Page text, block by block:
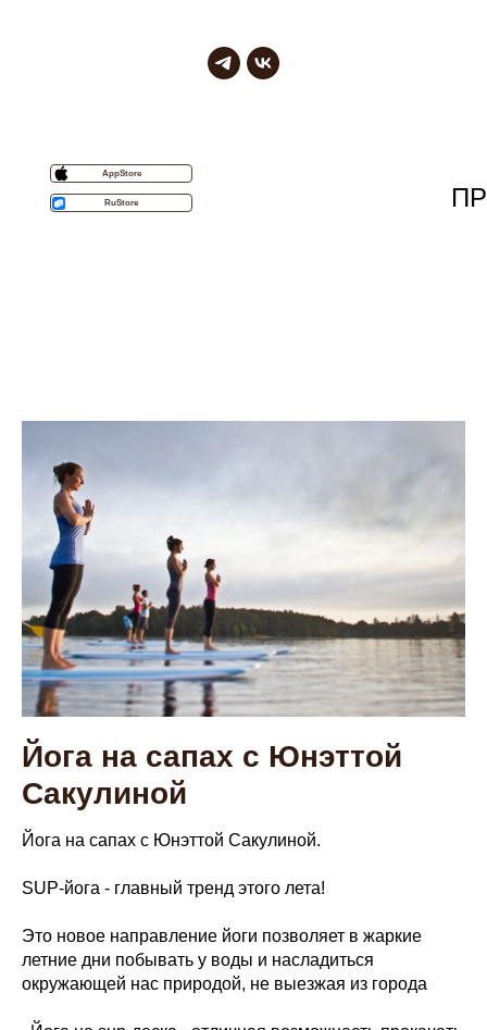
AppStore
RuStore
Йога на сапах с Юнэттой
Сакулиной
Йога на сапах с Юнэттой Сакулиной.
SUP-йога - главный тренд этого лета!
Это новое направление йоги позволяет в жаркие
летние дни побывать у воды и насладиться
окружающей нас природой, не выезжая из города